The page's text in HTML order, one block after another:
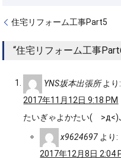
住宅リフォーム工事Part5
“住宅リフォーム工事
YNS坂本出張所 より:
2017年11月12日 9:18 PM
たいぎゃよかたい( >д<)
x9624697 より:
2017年12月8日 2:04